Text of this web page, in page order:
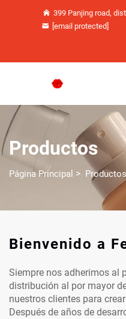
399 Panjing road,
[email protected]
Productos
Página Principal > Productos
Bienvenido a
Siempre nos adherimos al
distribución al por mayor
nuestros clientes para
Después de años de